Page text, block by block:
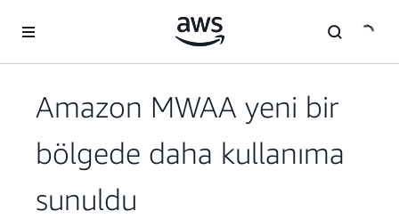
Amazon MWAA yeni bir
bölgede daha kullanıma
sunuldu